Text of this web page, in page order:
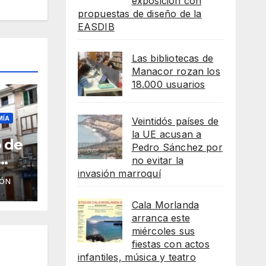
de
propuestas de diseño de la
EASDIB
Las bibliotecas de
Manacor rozan los
18.000 usuarios
Veintidós países de
la UE acusan a
Pedro Sánchez por
no evitar la
invasión marroquí
Cala Morlanda
arranca este
miércoles sus
fiestas con actos
infantiles, música y teatro